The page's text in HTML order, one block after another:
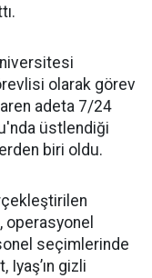
olarak görev
adeta 7/24
üstlendiği
biri oldu.
operasyonel
seçimlerinde
gizli